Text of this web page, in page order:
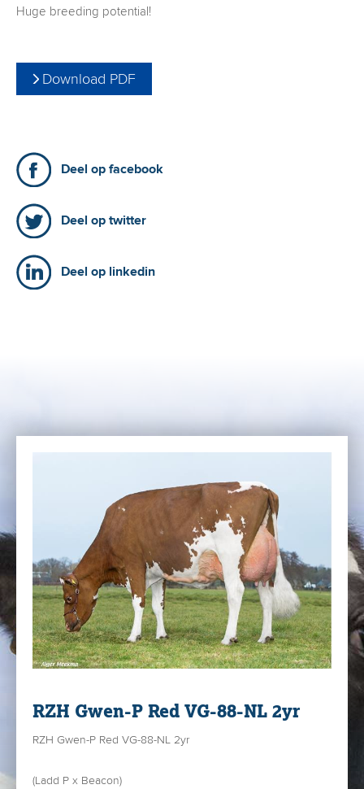
Huge breeding potential!
Download PDF
Deel op facebook
Deel op twitter
Deel op linkedin
RZH Gwen-P Red VG-88-NL 2yr
RZH Gwen-P Red VG-88-NL 2yr
(Ladd P x Beacon)